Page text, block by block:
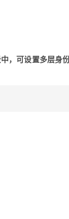
，可设置多层身